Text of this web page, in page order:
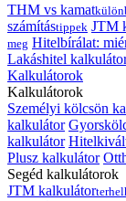
THM vs kamat
számítástippek JTM
meg Hitelbírálat:
Lakáshitel
Kalkulátorok
Kalkulátorok
Személyi kölcsön
kalkulátor
kalkulátor
Plusz kalkulátor
Segéd kalkulátorok
JTM kalkulátor